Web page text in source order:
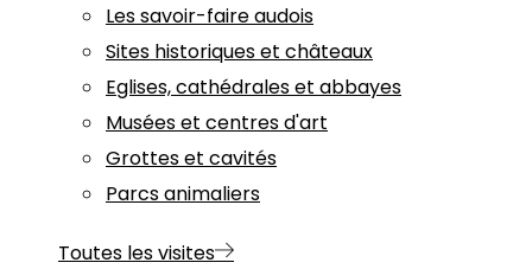
Les savoir-faire audois
Sites historiques et châteaux
Eglises, cathédrales et abbayes
Musées et centres d'art
Grottes et cavités
Parcs animaliers
Toutes les visites